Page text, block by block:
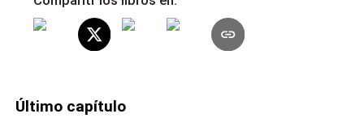
Último capítulo